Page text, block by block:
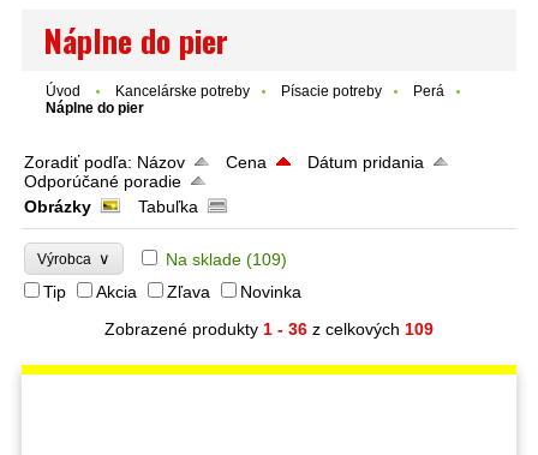
Náplne do pier
Úvod Kancelárske potreby Písacie potreby
Perá
Náplne do pier
Zoradiť podľa: Názov Cena
Dátum pridania
Odporúčané poradie
Obrázky
Tabuľka
Výrobca ∨ Na sklade (109)
Tip
Akcia Zľava
Novinka
Zobrazené produkty 1 - 36 z celkových 109